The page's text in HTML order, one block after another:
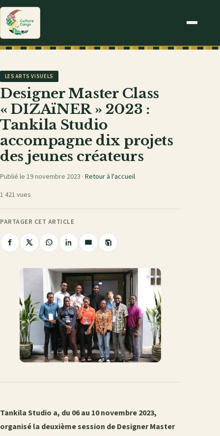
LES ARTS VISUELS
Designer Master Class
« DIZAïNER » 2023 :
Tankila Studio
accompagne dix projets
des jeunes créateurs
Publié le 19 novembre 2023 · Retour à l'accueil
1 421 vues
PARTAGER CET ARTICLE
Partager
Facebook
PartagerPartager
WhatsApp
Partager
LinkedIn
Partager
e-
mail
Copier
le
Tankila Studio a, du 06 au 10 novembre 2023,
organisé la deuxième session de Designer Master